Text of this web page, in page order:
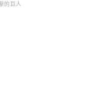
的巨人